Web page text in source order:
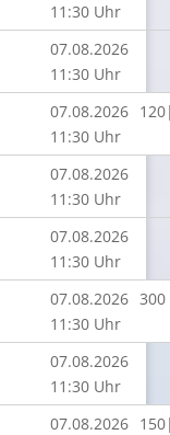
11:30 Uhr
07.08.2026
11:30 Uhr
07.08.2026
11:30 Uhr
07.08.2026
11:30 Uhr
07.08.2026
11:30 Uhr
07.08.2026
11:30 Uhr
300
07.08.2026
11:30 Uhr
07.08.2026